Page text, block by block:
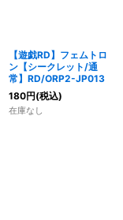
【遊戯RD】フェムトロ
ン【シークレット/通
常】RD/ORP2-JP013
180円(税込)
在庫なし